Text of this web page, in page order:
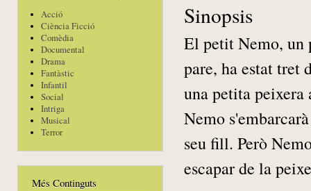
Acció
Ciència Ficció
Comèdia
Documental
Drama
Fantàstic
Infantil
Social
Intriga
Musical
Terror
Més Continguts
Sinopsis
El petit Nemo,
pare, ha estat tret
una petita
Nemo
seu fill. Però
escapar de la